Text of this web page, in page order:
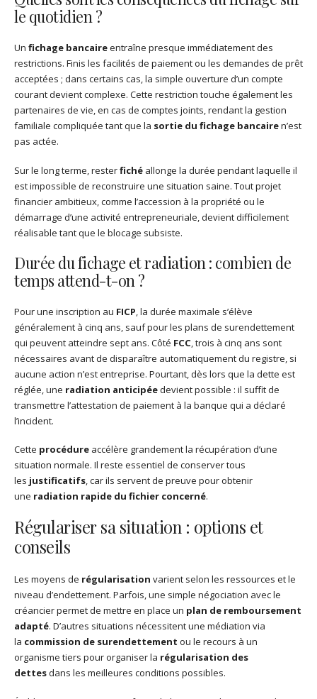
le quotidien ?
Un fichage bancaireentraîne presque immédiatement des
restrictions. Finis les facilités de paiement ou les demandes de prêt
acceptées ; dans certains cas, la simple ouverture d’un compte
courant devient complexe. Cette restriction touche également les
partenaires de vie, en cas de comptes joints, rendant la gestion
familiale compliquée tant que la sortie du fichage bancairen’est
pas actée.
Sur le long terme, resterfiché allonge la durée pendant laquelle il
est impossible de reconstruire une situation saine. Tout projet
financier ambitieux, comme l’accession à la propriété ou le
démarrage d’une activité entrepreneuriale, devient difficilement
réalisable tant que le blocage subsiste.
Durée du fichage et radiation : combien de
temps attend-t-on ?
Pour une inscription au FICP, la durée maximale s’élève
généralement à cinq ans, sauf pour les plans de surendettement
qui peuvent atteindre sept ans. Côté FCC, trois à cinq ans sont
nécessaires avant de disparaître automatiquement du registre, si
aucune action n’est entreprise. Pourtant, dès lors que la dette est
réglée, une radiation anticipéedevient possible : il suffit de
transmettre l’attestation de paiement à la banque qui a déclaré
l’incident.
Cette procédure accélère grandement la récupération d’une
situation normale. Il reste essentiel de conserver tous
les justificatifs, car ils servent de preuve pour obtenir
une radiation rapide du fichier concerné.
Régulariser sa situation : options et
conseils
Les moyens de régularisation varient selon les ressources et le
niveau d’endettement. Parfois, une simple négociation avec le
créancier permet de mettre en place un plan de remboursement
adapté. D’autres situations nécessitent une médiation via
la commission de surendettement ou le recours à un
organisme tiers pour organiser la régularisation des
dettesdans les meilleures conditions possibles.